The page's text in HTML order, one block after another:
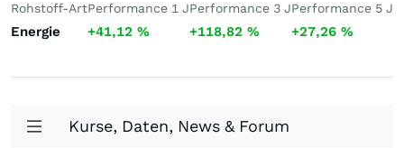
Rohstoff-Art
Energie
Performance 1 J
+41,12 %
Performance 3 J
+118,82 %
Performance 5 J
+27,26 %
Kurse, Daten, News & Forum